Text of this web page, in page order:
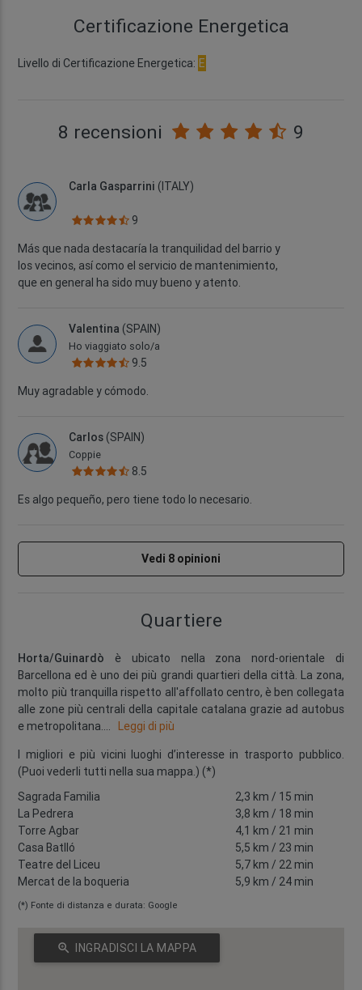
Certificazione Energetica
Livello di Certificazione Energetica: E
8 recensioni 9
Carla Gasparrini (ITALY)
9
Más que nada destacaría la tranquilidad del barrio y
los vecinos, así como el servicio de mantenimiento,
que en general ha sido muy bueno y atento.
Valentina (SPAIN)
Ho viaggiato solo/a
9.5
Muy agradable y cómodo.
Carlos (SPAIN)
Coppie
8.5
Es algo pequeño, pero tiene todo lo necesario.
Vedi 8 opinioni
Quartiere
Horta/Guinardò è ubicato nella zona nord-orientale di
Barcellona ed è uno dei più grandi quartieri della città. La zona,
molto più tranquilla rispetto all'affollato centro, è ben collegata
alle zone più centrali della capitale catalana grazie ad autobus
e metropolitana.... Leggi di più
I migliori e più vicini luoghi d’interesse in trasporto pubblico.
(Puoi vederli tutti nella sua mappa.) (*)
Sagrada Familia
2,3 km / 15 min
La Pedrera
3,8 km / 18 min
Torre Agbar
4,1 km / 21 min
Casa Batlló
5,5 km / 23 min
Teatre del Liceu
5,7 km / 22 min
Mercat de la boqueria
5,9 km / 24 min
(*) Fonte di distanza e durata: Google
zoom_in INGRADISCI LA MAPPA